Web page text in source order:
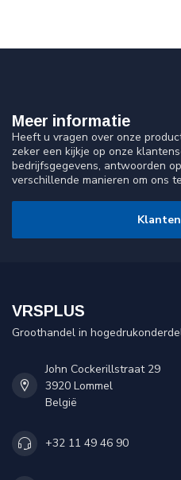
Meer informatie
Heeft u vragen over onze
zeker een kijkje op onze
bedrijfsgegevens, antwoorden
verschillende manieren om ons
VRSPLUS
Groothandel in
John Cockerillstraat 29
3920 Lommel
België
+32 11 49 46 90